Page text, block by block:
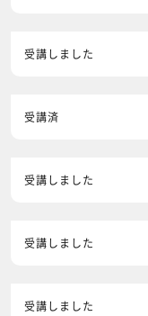
受講しました
受講済
受講しました
受講しました
受講しました